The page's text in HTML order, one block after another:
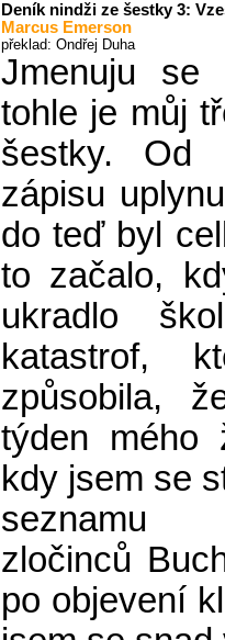
Deník nindži ze šestky 3:
Marcus Emerson
překlad: Ondřej Duha
Jmenuju se
tohle je můj
šestky. Od
zápisu
do teď byl
to začalo,
ukradlo
katastrof,
způsobila,
týden mého
kdy jsem se
seznamu
zločinců
po objevení